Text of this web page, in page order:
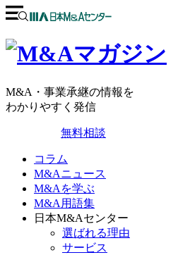
M&A・事業承継の情報を
わかりやすく発信
無料相談
コラム
M&Aニュース
M&Aを学ぶ
M&A用語集
日本M&Aセンター
選ばれる理由
サービス